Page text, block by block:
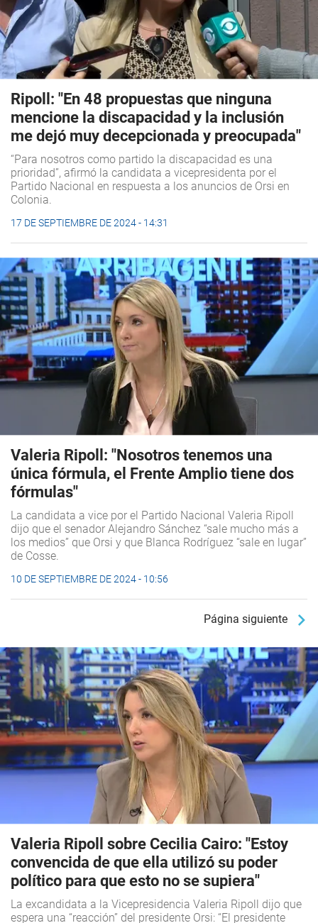
Ripoll: "En 48 propuestas que ninguna
mencione la discapacidad y la inclusión
me dejó muy decepcionada y preocupada"
“Para nosotros como partido la discapacidad es una
prioridad”, afirmó la candidata a vicepresidenta por el
Partido Nacional en respuesta a los anuncios de Orsi en
Colonia.
17 DE SEPTIEMBRE DE 2024 - 14:31
Valeria Ripoll: "Nosotros tenemos una
única fórmula, el Frente Amplio tiene dos
fórmulas"
La candidata a vice por el Partido Nacional Valeria Ripoll
dijo que el senador Alejandro Sánchez “sale mucho más a
los medios” que Orsi y que Blanca Rodríguez “sale en lugar”
de Cosse.
10 DE SEPTIEMBRE DE 2024 - 10:56
Página siguiente
Valeria Ripoll sobre Cecilia Cairo: "Estoy
convencida de que ella utilizó su poder
político para que esto no se supiera"
La excandidata a la Vicepresidencia Valeria Ripoll dijo que
espera una “reacción” del presidente Orsi: “El presidente